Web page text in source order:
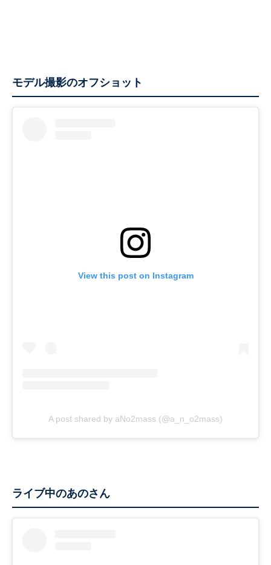
モデル撮影のオフショット
View this post on Instagram
A post shared by aNo2mass (@a_n_o2mass)
ライブ中のあのさん